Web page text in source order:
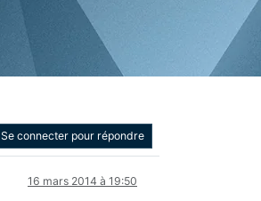
Se connecter pour répondre
16 mars 2014 à 19:50